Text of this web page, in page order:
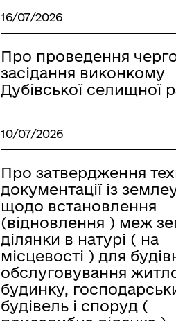
16/07/2026
Про проведення
засідання виконкому
Дубівської селищної
10/07/2026
Про затвердження
документації із
щодо встановлення
(відновлення ) меж
ділянки в натурі ( на
місцевості ) для
обслуговування
будинку,
будівель і споруд (